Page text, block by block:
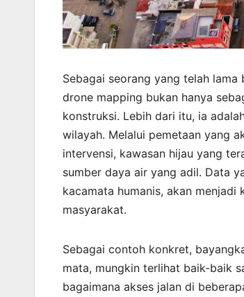
Sebagai seorang yang telah
drone mapping bukan hanya
konstruksi. Lebih dari itu, ia
wilayah. Melalui pemetaan yang
intervensi, kawasan hijau yang
sumber daya air yang adil. Data
kacamata humanis, akan
masyarakat.
Sebagai contoh konkret,
mata, mungkin terlihat baik-baik
bagaimana akses jalan di